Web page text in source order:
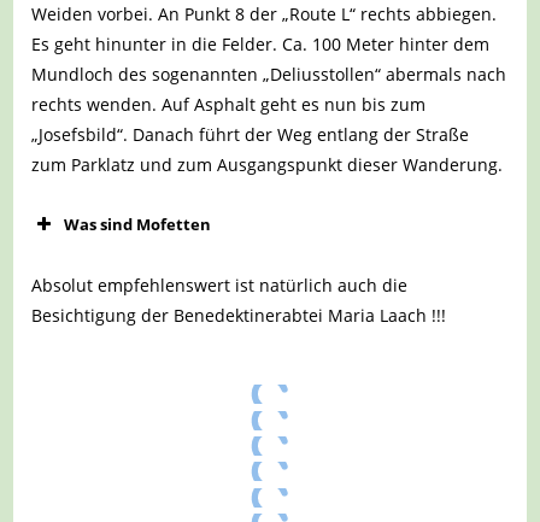
Weiden vorbei. An Punkt 8 der „Route L“ rechts abbiegen.
Es geht hinunter in die Felder. Ca. 100 Meter hinter dem
Mundloch des sogenannten „Deliusstollen“ abermals nach
rechts wenden. Auf Asphalt geht es nun bis zum
„Josefsbild“. Danach führt der Weg entlang der Straße
zum Parklatz und zum Ausgangspunkt dieser Wanderung.
Was sind Mofetten
Absolut empfehlenswert ist natürlich auch die
Besichtigung der Benedektinerabtei Maria Laach !!!